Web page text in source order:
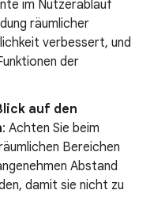
im Nutzerablauf
räumlicher
verbessert, und
der
auf den
: Achten Sie beim
Bereichen
Abstand
damit sie nicht zu